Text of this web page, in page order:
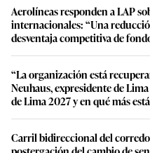
Aerolíneas responden a LAP
internacionales: “Una
desventaja competitiva de
“La organización está
Neuhaus, expresidente de
de Lima 2027 y en qué más
Carril bidireccional del